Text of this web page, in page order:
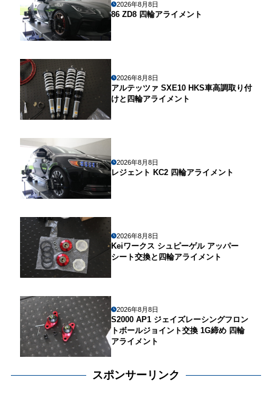
2026年8月8日
86 ZD8 四輪アライメント
2026年8月8日
アルテッツァ SXE10 HKS車高調取り付
けと四輪アライメント
2026年8月8日
レジェント KC2 四輪アライメント
2026年8月8日
Keiワークス シュピーゲル アッパー
シート交換と四輪アライメント
2026年8月8日
S2000 AP1 ジェイズレーシングフロン
トボールジョイント交換 1G締め 四輪
アライメント
スポンサーリンク